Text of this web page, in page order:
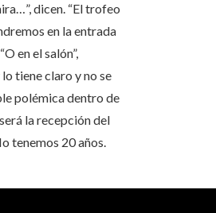
dicen. “El trofeo
en la entrada
en el salón”,
tiene claro y no se
polémica dentro de
la recepción del
tenemos 20 años.